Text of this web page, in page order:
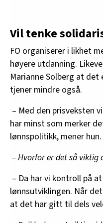
Vil tenke
FO organiserer i likhet
høyere utdanning.
Marianne Solberg at
tjener mindre også.
– Med den prisveksten
har minst som merker
lønnspolitikk, mener hun.
– Hvorfor er det så viktig
– Da har vi kontroll på
lønnsutviklingen. Når
at det har gitt til dels